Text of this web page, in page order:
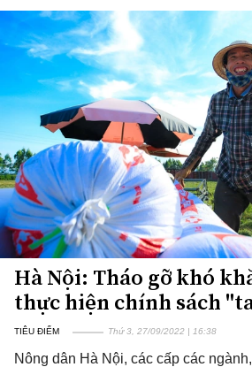
Hà Nội: Tháo gỡ khó
thực hiện chính sách
TIÊU ĐIỂM Thứ 3, 27/09/2022 | 16:38
Nông dân Hà Nội, các cấp các